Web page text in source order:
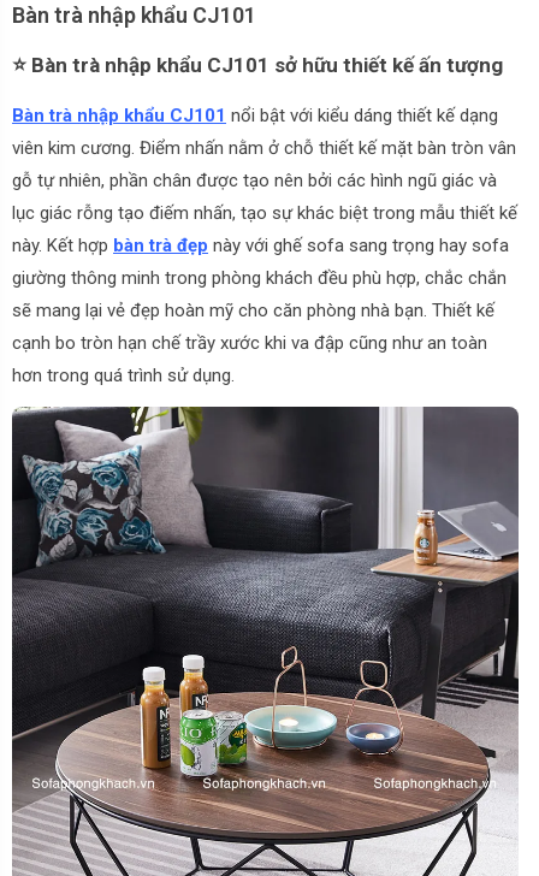
Bàn trà nhập khẩu CJ101
⭐ Bàn trà nhập khẩu CJ101 sở hữu thiết kế ấn tượng
Bàn trà nhập khẩu CJ101 nổi bật với kiểu dáng thiết kế dạng
viên kim cương. Điểm nhấn nằm ở chỗ thiết kế mặt bàn tròn vân
gỗ tự nhiên, phần chân được tạo nên bởi các hình ngũ giác và
lục giác rỗng tạo điếm nhấn, tạo sự khác biệt trong mẫu thiết kế
này. Kết hợp bàn trà đẹp này với ghế sofa sang trọng hay sofa
giường thông minh trong phòng khách đều phù hợp, chắc chắn
sẽ mang lại vẻ đẹp hoàn mỹ cho căn phòng nhà bạn. Thiết kế
cạnh bo tròn hạn chế trầy xước khi va đập cũng như an toàn
hơn trong quá trình sử dụng.